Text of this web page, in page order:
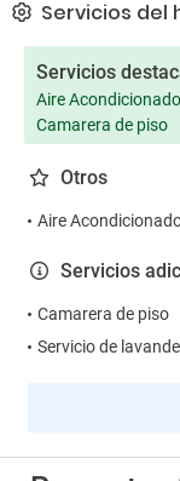
Servicios del
Servicios
Aire Acondicionado
Camarera de piso
Otros
Aire
Servicios
Camarera de piso
Servicio de